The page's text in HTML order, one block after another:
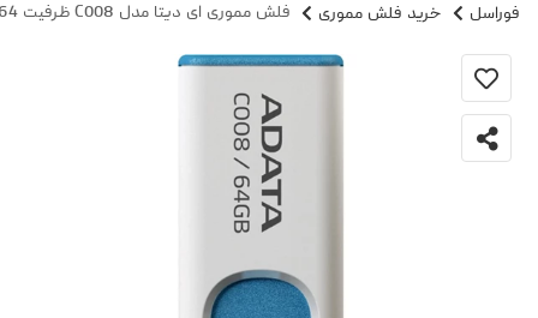
فوراسل خرید فلش مموری فلش مموری ای دیتا مدل C008 ظرفیت 64 گیگابایت